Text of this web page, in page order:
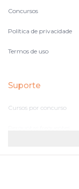
Concursos
Política de privacidade
Termos de uso
Suporte
Cursos por concurso